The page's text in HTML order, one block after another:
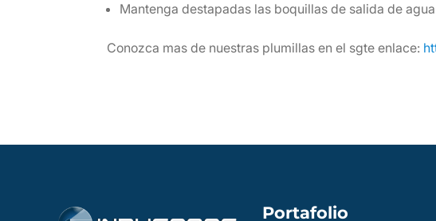
Mantenga destapadas las boquillas de salida de
Conozca mas de nuestras plumillas en el sgte enlace:
Portafolio